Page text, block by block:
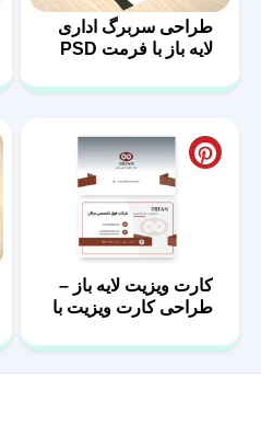
طراحی سربرگ اداری
لایه باز با فرمت PSD
کارت ویزیت لایه باز –
طراحی کارت ویزیت با